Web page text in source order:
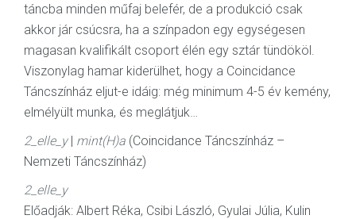
táncba minden műfaj belefér, de a produkció csak
akkor jár csúcsra, ha a színpadon egy egységesen
magasan kvalifikált csoport élén egy sztár tündököl.
Viszonylag hamar kiderülhet, hogy a Coincidance
Táncszínház eljut-e idáig: még minimum 4-5 év kemény,
elmélyült munka, és meglátjuk…
2_elle_y| mint(H)a (Coincidance Táncszínház –
Nemzeti Táncszínház)
2_elle_y
Előadják: Albert Réka, Csibi László, Gyulai Júlia, Kulin